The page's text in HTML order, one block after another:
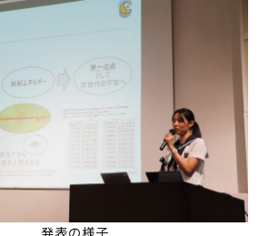
UTokyoGSC-Nextとは
体験コース
第一段階
よくあるご質問
これまでの活動・成果
発表の様子